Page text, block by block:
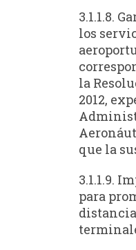
3.1.1.8.
los
la
2012,
que la
3.1.1.9.
para